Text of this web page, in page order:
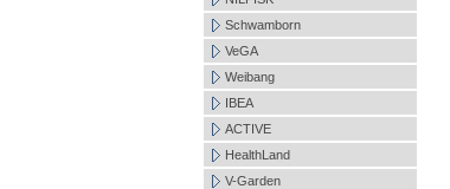
Schwamborn
VeGA
Weibang
IBEA
ACTIVE
HealthLand
V-Garden